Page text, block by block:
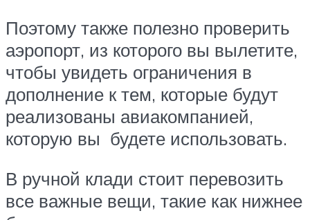
Поэтому также полезно проверить
аэропорт, из которого вы вылетите,
чтобы увидеть ограничения в
дополнение к тем, которые будут
реализованы авиакомпанией,
которую вы будете использовать.
В ручной клади стоит перевозить
все важные вещи, такие как нижнее